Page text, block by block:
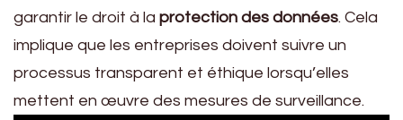
garantir le droit à la protection des données. Cela
implique que les entreprises doivent suivre un
processus transparent et éthique lorsqu’elles
mettent en œuvre des mesures de surveillance.